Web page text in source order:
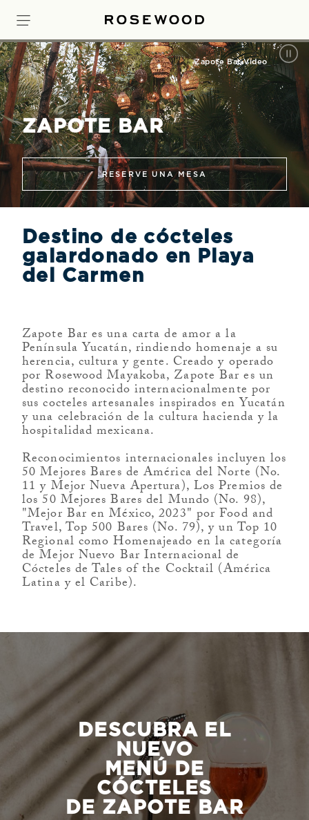
RESERVE UNA EXPERIENCIA
Zapote Bar Video
ZAPOTE BAR
RESERVE UNA MESA
Destino de cócteles
galardonado en Playa
del Carmen
Zapote Bar es una carta de amor a la
Península Yucatán, rindiendo homenaje a su
herencia, cultura y gente. Creado y operado
por Rosewood Mayakoba, Zapote Bar es un
destino reconocido internacionalmente por
sus cocteles artesanales inspirados en Yucatán
y una celebración de la cultura hacienda y la
hospitalidad mexicana.
Reconocimientos internacionales incluyen los
50 Mejores Bares de América del Norte (No.
11 y Mejor Nueva Apertura), Los Premios de
los 50 Mejores Bares del Mundo (No. 98),
"Mejor Bar en México, 2023" por Food and
Travel, Top 500 Bares (No. 79), y un Top 10
Regional como Homenajeado en la categoría
de Mejor Nuevo Bar Internacional de
Cócteles de Tales of the Cocktail (América
Latina y el Caribe).
DESCUBRA EL
NUEVO
MENÚ DE
CÓCTELES
DE ZAPOTE BAR